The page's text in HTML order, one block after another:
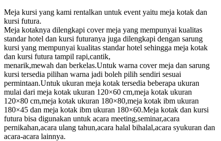
Meja kursi yang kami rentalkan untuk event yaitu meja kotak dan
kursi futura.
Meja kotaknya dilengkapi cover meja yang mempunyai kualitas
standar hotel dan kursi futuranya juga dilengkapi dengan sarung
kursi yang mempunyai kualitas standar hotel sehingga meja kotak
dan kursi futura tampil rapi,cantik,
menarik,mewah dan berkelas.Untuk warna cover meja dan sarung
kursi tersedia pilihan warna jadi boleh pilih sendiri sesuai
permintaan.Untuk ukuran meja kotak tersedia beberapa ukuran
mulai dari meja kotak ukuran 120×60 cm,meja kotak ukuran
120×80 cm,meja kotak ukuran 180×80,meja kotak ibm ukuran
180×45 dan meja kotak ibm ukuran 180×60.Meja kotak dan kursi
futura bisa digunakan untuk acara meeting,seminar,acara
pernikahan,acara ulang tahun,acara halal bihalal,acara syukuran dan
acara-acara lainnya.